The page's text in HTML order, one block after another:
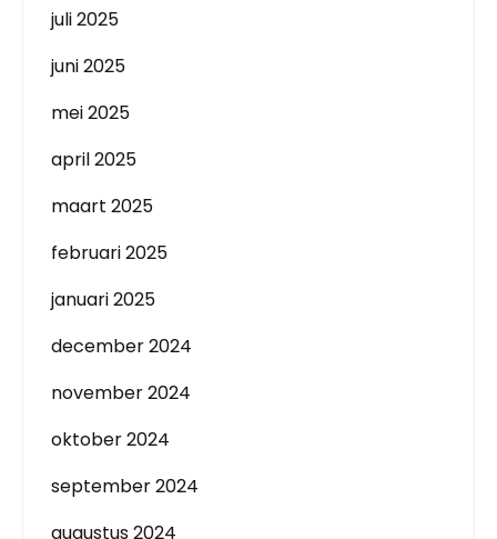
juli 2025
juni 2025
mei 2025
april 2025
maart 2025
februari 2025
januari 2025
december 2024
november 2024
oktober 2024
september 2024
augustus 2024